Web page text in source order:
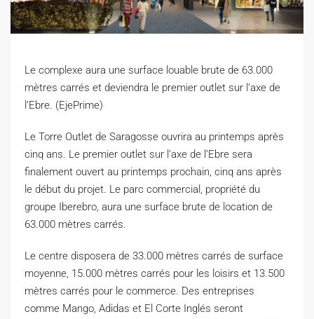
Le complexe aura une surface louable brute de 63.000
mètres carrés et deviendra le premier outlet sur l’axe de
l’Ebre. (EjePrime)
Le Torre Outlet de Saragosse ouvrira au printemps après
cinq ans. Le premier outlet sur l’axe de l’Ebre sera
finalement ouvert au printemps prochain, cinq ans après
le début du projet. Le parc commercial, propriété du
groupe Iberebro, aura une surface brute de location de
63.000 mètres carrés.
Le centre disposera de 33.000 mètres carrés de surface
moyenne, 15.000 mètres carrés pour les loisirs et 13.500
mètres carrés pour le commerce. Des entreprises
comme Mango, Adidas et El Corte Inglés seront